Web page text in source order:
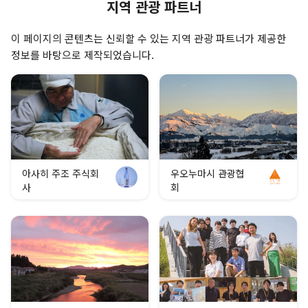
지역 관광 파트너
이 페이지의 콘텐츠는 신뢰할 수 있는 지역 관광 파트너가 제공한
정보를 바탕으로 제작되었습니다.
아사히 주조 주식회
사
우오누마시 관광협
회